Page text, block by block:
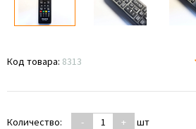
Код товара: 8313
Количество: - + шт